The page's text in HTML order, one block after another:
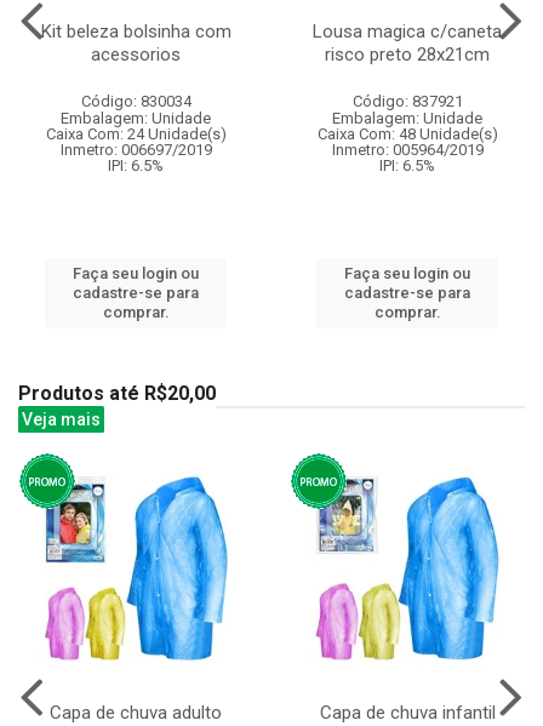
Kit beleza bolsinha com
acessorios
Código: 830034
Embalagem: Unidade
Caixa Com: 24 Unidade(s)
Inmetro: 006697/2019
IPI: 6.5%
Faça seu login ou
cadastre-se para
comprar.
Lousa magica c/caneta
risco preto 28x21cm
Código: 837921
Embalagem: Unidade
Caixa Com: 48 Unidade(s)
Inmetro: 005964/2019
IPI: 6.5%
Faça seu login ou
cadastre-se para
comprar.
Produtos até R$20,00
Veja mais
Capa de chuva adulto Capa de chuva infantil